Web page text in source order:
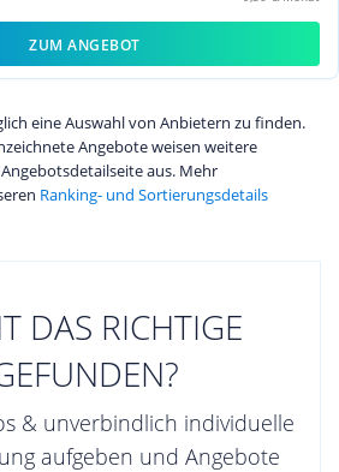
ZUM ANGEBOT
eine Auswahl von Anbietern zu finden.
Angebote weisen weitere
aus. Mehr
Ranking- und Sortierungsdetails
DAS RICHTIGE
& unverbindlich individuelle
aufgeben und Angebote